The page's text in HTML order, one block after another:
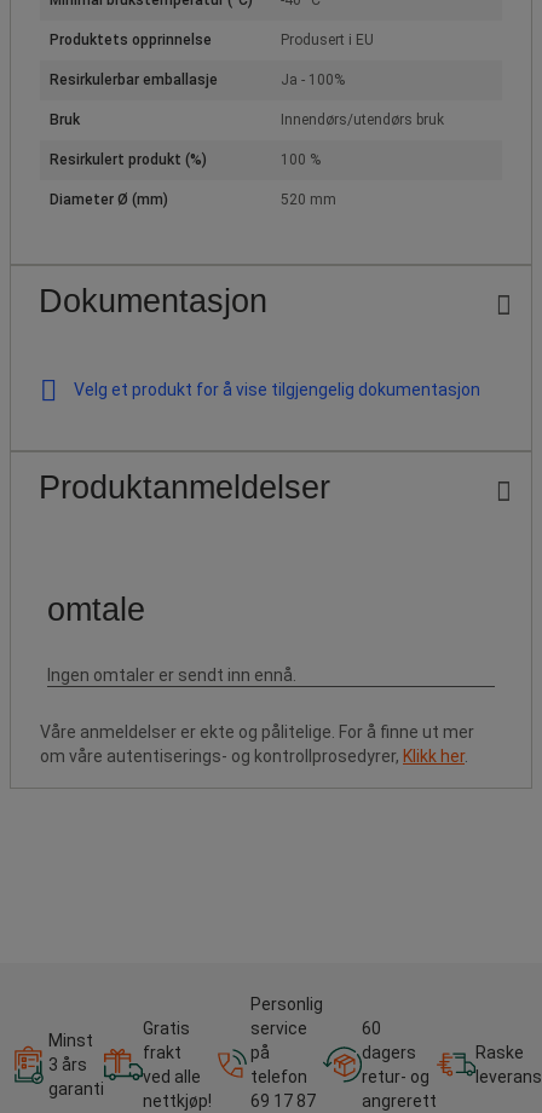
Produktets opprinnelse Produsert i EU
Resirkulerbar emballasje Ja - 100%
Bruk Innendørs/utendørs bruk
Resirkulert produkt (%) 100 %
Diameter Ø (mm) 520 mm
Dokumentasjon
Velg et produkt for å vise tilgjengelig dokumentasjon
Produktanmeldelser
Våre anmeldelser er ekte og pålitelige. For å finne ut mer
om våre autentiserings- og kontrollprosedyrer, Klikk her.
Minst
3 års
garanti
Gratis
frakt
ved alle
nettkjøp!
Personlig
service
på
telefon
69 17 87
60
dagers
retur- og
angrerett
Raske